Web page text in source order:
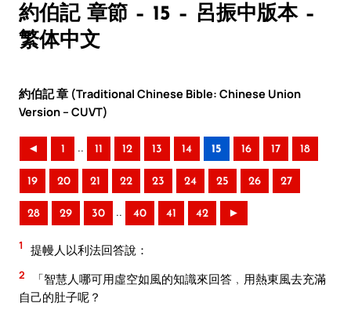
約伯記 章節 – 15 – 呂振中版本 –
繁体中文
約伯記 章 (Traditional Chinese Bible: Chinese Union
Version – CUVT)
◄ 1 .. 11 12 13 14 15 16 17 18
19 20 21 22 23 24 25 26 27
28 29 30 .. 40 41 42 ►
1 提幔人以利法回答說：
2
「智慧人哪可用虛空如風的知識來回答﹐用熱東風去充滿
自己的肚子呢？